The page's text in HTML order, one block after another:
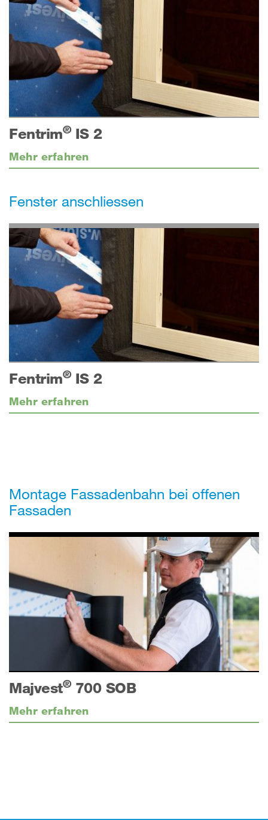
Fentrim®IS 2
Mehr erfahren
Fenster anschliessen
Fentrim®IS 2
Mehr erfahren
Montage Fassadenbahn bei offenen
Fassaden
Majvest®700 SOB
Mehr erfahren